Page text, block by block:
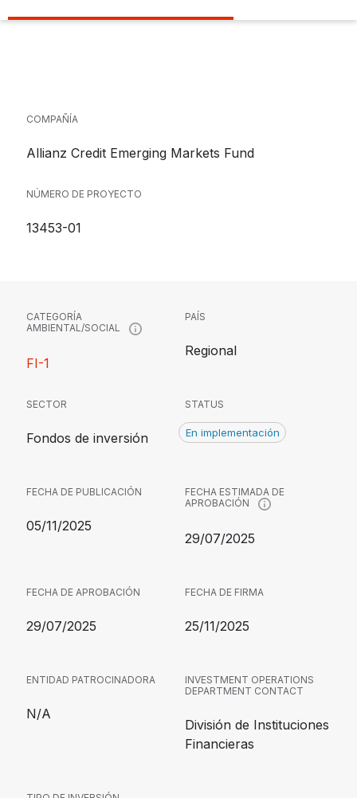
COMPAÑÍA
Allianz Credit Emerging Markets Fund
NÚMERO DE PROYECTO
13453-01
CATEGORÍA
AMBIENTAL/SOCIAL
FI-1
PAÍS
Regional
SECTOR
Fondos de inversión
STATUS
En implementación
FECHA DE PUBLICACIÓN
05/11/2025
FECHA ESTIMADA DE
APROBACIÓN
29/07/2025
FECHA DE APROBACIÓN
29/07/2025
FECHA DE FIRMA
25/11/2025
ENTIDAD PATROCINADORA
N/A
INVESTMENT OPERATIONS
DEPARTMENT CONTACT
División de Instituciones
Financieras